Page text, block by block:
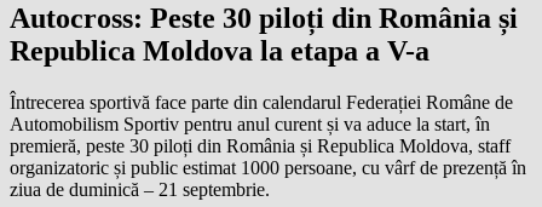
Autocross: Peste 30 piloți din România și
Republica Moldova la etapa a V-a
Întrecerea sportivă face parte din calendarul Federației Române de
Automobilism Sportiv pentru anul curent și va aduce la start, în
premieră, peste 30 piloți din România și Republica Moldova, staff
organizatoric și public estimat 1000 persoane, cu vârf de prezență în
ziua de duminică – 21 septembrie.